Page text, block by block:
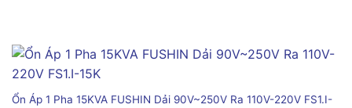
Ổn Áp 1 Pha 15KVA FUSHIN Dải 90V~250V Ra 110V-220V FS1.I-